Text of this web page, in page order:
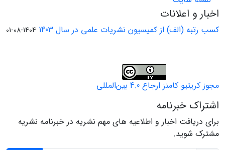
اخبار و اعلانات
کسب رتبه (الف) از کمیسیون نشریات علمی در سال 1403 1404-08-01
مجوز کریتیو کامنز ارجاع 4.0 بین‌المللی
اشتراک خبرنامه
برای دریافت اخبار و اطلاعیه های مهم نشریه در خبرنامه نشریه
مشترک شوید.